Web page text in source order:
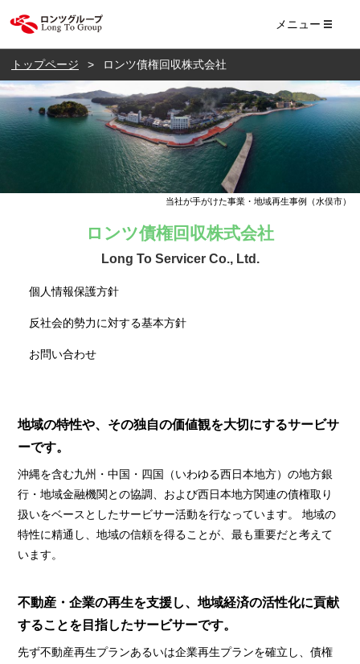
メニュー
トップページ ロンツ債権回収株式会社
当社が手がけた事業・地域再生事例（水俣市）
ロンツ債権回収株式会社
Long To Servicer Co., Ltd.
個人情報保護方針
反社会的勢力に対する基本方針
お問い合わせ
地域の特性や、その独自の価値観を大切にするサービサ
ーです。
沖縄を含む九州・中国・四国（いわゆる西日本地方）の地方銀
行・地域金融機関との協調、および西日本地方関連の債権取り
扱いをベースとしたサービサー活動を行なっています。 地域の
特性に精通し、地域の信頼を得ることが、最も重要だと考えて
います。
不動産・企業の再生を支援し、地域経済の活性化に貢献
することを目指したサービサーです。
先ず不動産再生プランあるいは企業再生プランを確立し、債権